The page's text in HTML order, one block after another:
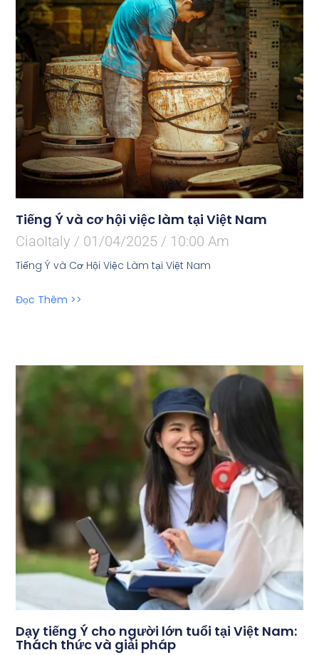
Tiếng Ý và cơ hội việc làm tại Việt Nam
CiaoItaly 01/04/2025 10:00 Am
Tiếng Ý và Cơ Hội Việc Làm tại Việt Nam
Đọc Thêm >>
Dạy tiếng Ý cho người lớn tuổi tại Việt Nam:
Thách thức và giải pháp